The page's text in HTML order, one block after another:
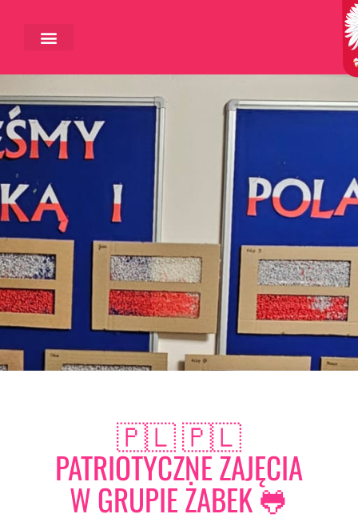
🇵🇱 🇵🇱
PATRIOTYCZNE ZAJĘCIA
W GRUPIE ŻABEK 🐸